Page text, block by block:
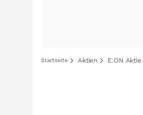
Startseite Aktien E.ON Aktie